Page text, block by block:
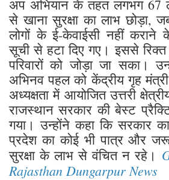
अप अभियान के तहत लगभग 67
से खाना सुरक्षा का लाभ छोड़ा,
लोगों के ई-केवाईसी नहीं
सूची से हटा दिए गए। इससे रिक्त
परिवारों को जोड़ा जा सका।
अभिनव पहल को केंद्रीय गृह
अध्यक्षता में आयोजित उत्तरी
राजस्थान सरकार की बेस्ट
गया। उन्होंने कहा कि सरकार
प्रदेश का कोई भी पात्र और
सुरक्षा के लाभ से वंचित न रहे।
Rajasthan Dungarpur News